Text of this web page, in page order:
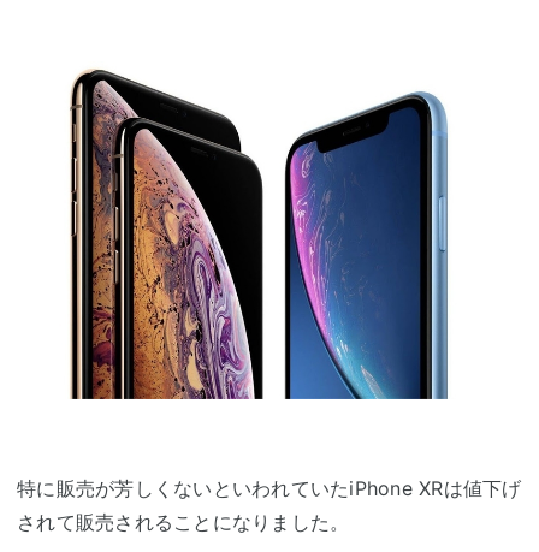
特に販売が芳しくないといわれていたiPhone XRは値下げ
されて販売されることになりました。